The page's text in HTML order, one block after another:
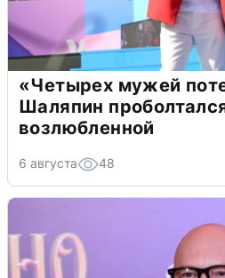
«Четырех мужей
Шаляпин
возлюбленной
6 августа 48